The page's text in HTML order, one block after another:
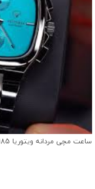
ساعت مچی مردانه ویتوریا VT3185